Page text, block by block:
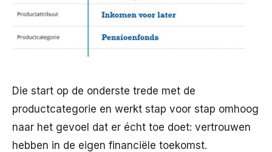
Die start op de onderste trede met de
productcategorie en werkt stap voor stap omhoog
naar het gevoel dat er écht toe doet: vertrouwen
hebben in de eigen financiële toekomst.